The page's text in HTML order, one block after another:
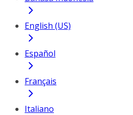
English (US)
Español
Français
Italiano